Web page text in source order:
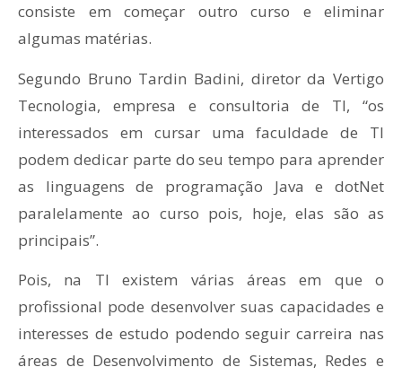
consiste em começar outro curso e eliminar
algumas matérias.
Segundo Bruno Tardin Badini, diretor da Vertigo
Tecnologia, empresa e consultoria de TI, “os
interessados em cursar uma faculdade de TI
podem dedicar parte do seu tempo para aprender
as linguagens de programação Java e dotNet
paralelamente ao curso pois, hoje, elas são as
principais”.
Pois, na TI existem várias áreas em que o
profissional pode desenvolver suas capacidades e
interesses de estudo podendo seguir carreira nas
áreas de Desenvolvimento de Sistemas, Redes e